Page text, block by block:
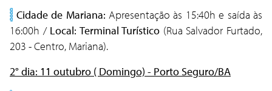
Cidade de Mariana:Apresentação às 15:40h e saída às
16:00h / Local: Terminal Turístico (Rua Salvador Furtado,
203 - Centro, Mariana).
2° dia: 11 outubro ( Domingo) - Porto Seguro/BA